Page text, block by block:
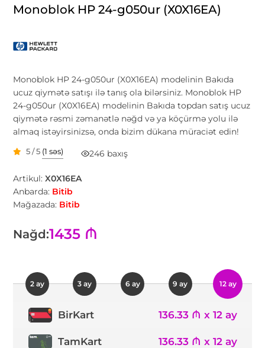
Monoblok HP 24-g050ur (X0X16EA)
Monoblok HP 24-g050ur (X0X16EA) modelinin Bakıda
ucuz qiymətə satışı ilə tanış ola bilərsiniz. Monoblok HP
24-g050ur (X0X16EA) modelinin Bakıda topdan satış ucuz
qiymətə rəsmi zəmanətlə nəğd və ya köçürmə yolu ilə
almaq istəyirsinizsə, onda bizim dükana müraciət edin!
5 / 5 (1 səs) 246 baxış
Artikul:X0X16EA
Anbarda: Bitib
Mağazada: Bitib
Nağd:1435 ₼
2 ay 3 ay 6 ay 9 ay 12 ay
BirKart 136.33 ₼ x 12 ay
TamKart 136.33 ₼ x 12 ay